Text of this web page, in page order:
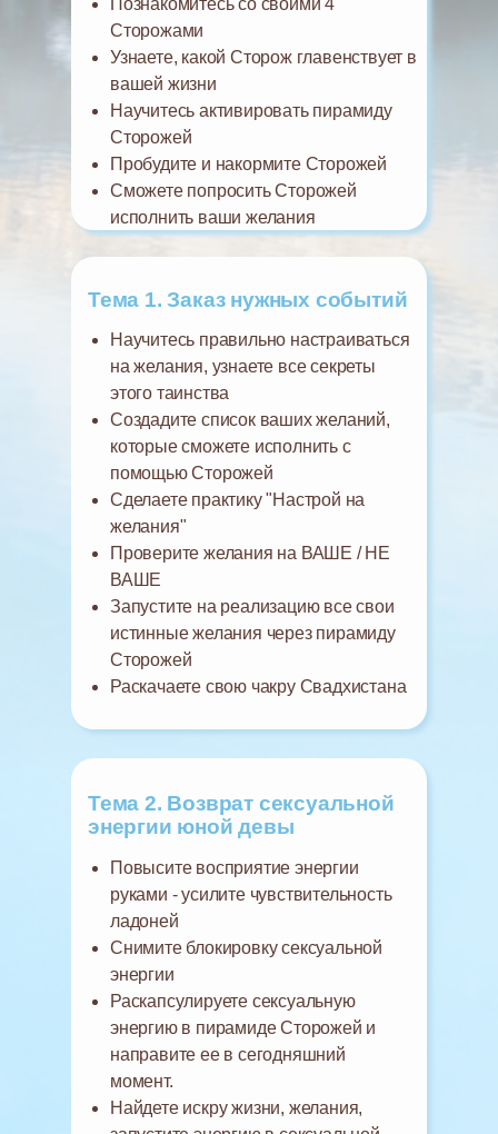
Тема 2. Возврат сексуальной
энергии юной девы
Тема 1. Заказ нужных событий
Познакомитесь со своими 4
Сторожами
Узнаете, какой Сторож главенствует в
вашей жизни
Научитесь активировать пирамиду
Сторожей
Пробудите и накормите Сторожей
Сможете попросить Сторожей
исполнить ваши желания
Повысите восприятие энергии
руками - усилите чувствительность
ладоней
Снимите блокировку сексуальной
энергии
Раскапсулируете сексуальную
энергию в пирамиде Сторожей и
направите ее в сегодняшний
момент.
Найдете искру жизни, желания,
Научитесь правильно настраиваться
на желания, узнаете все секреты
этого таинства
Создадите список ваших желаний,
которые сможете исполнить с
помощью Сторожей
Сделаете практику "Настрой на
желания"
Проверите желания на ВАШЕ / НЕ
ВАШЕ
Запустите на реализацию все свои
истинные желания через пирамиду
Сторожей
Раскачаете свою чакру Свадхистана